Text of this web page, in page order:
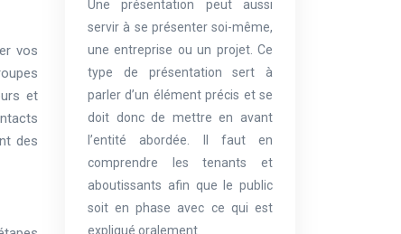
vos
et
des
Une présentation peut aussi
servir à se présenter soi-même,
une entreprise ou un projet. Ce
type de présentation sert à
parler d’un élément précis et se
doit donc de mettre en avant
l’entité abordée. Il faut en
comprendre les tenants et
aboutissants afin que le public
soit en phase avec ce qui est
expliqué oralement.